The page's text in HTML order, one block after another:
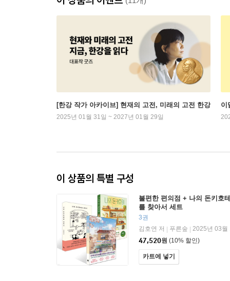
[한강 작가 아카이브] 현재의 고전, 미래의 고전 한강
2025년 01월 31일 ~ 2027년 01월 29일
이
이 상품의 특별 구성
불편한 편의점 + 나의 돈키호
를 찾아서 세트
3권
김호연 저
푸른숲
2025년 03월
47,520원 (10% 할인)
카트에 넣기